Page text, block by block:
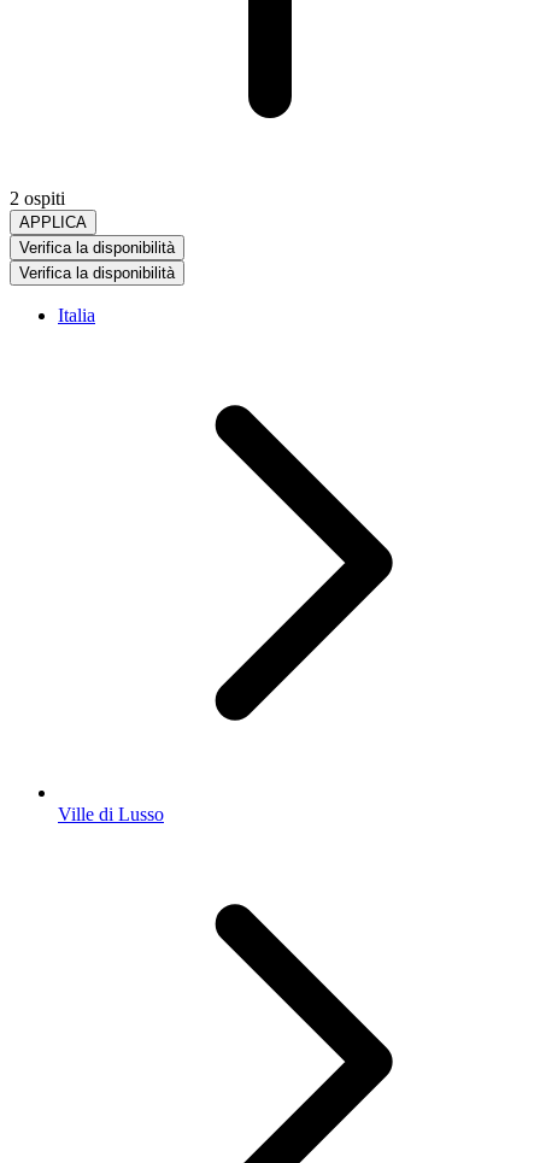
2 ospiti
APPLICA
Verifica la disponibilità
Verifica la disponibilità
Italia
Ville di Lusso